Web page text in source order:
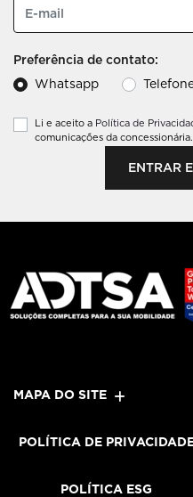
Preferência de contato:
Whatsapp
Li e aceito a Política de
comunicações da concessionária.
ENTRAR
MAPA DO SITE
POLÍTICA DE
POLÍTICA ESG